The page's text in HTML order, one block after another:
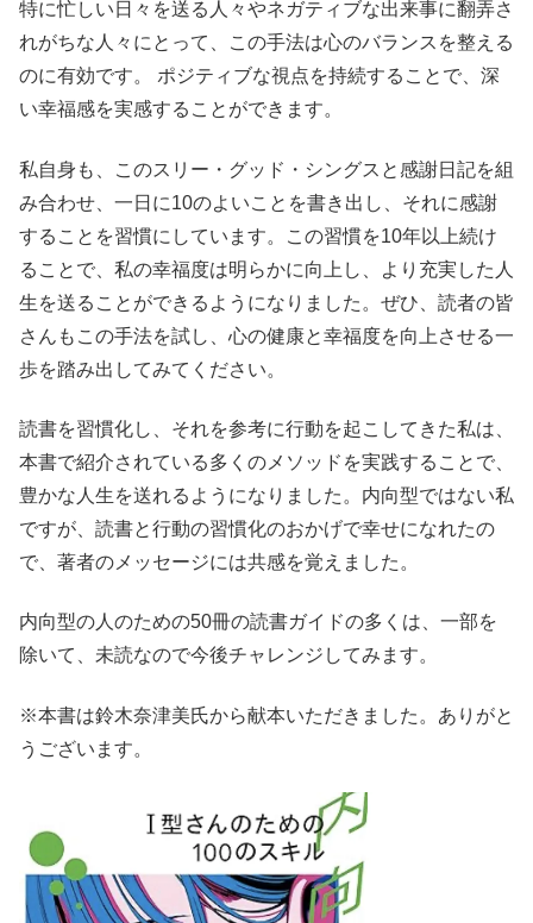
特に忙しい日々を送る人々やネガティブな出来事に翻弄さ
れがちな人々にとって、この手法は心のバランスを整える
のに有効です。 ポジティブな視点を持続することで、深
い幸福感を実感することができます。
私自身も、このスリー・グッド・シングスと感謝日記を組
み合わせ、一日に10のよいことを書き出し、それに感謝
することを習慣にしています。この習慣を10年以上続け
ることで、私の幸福度は明らかに向上し、より充実した人
生を送ることができるようになりました。ぜひ、読者の皆
さんもこの手法を試し、心の健康と幸福度を向上させる一
歩を踏み出してみてください。
読書を習慣化し、それを参考に行動を起こしてきた私は、
本書で紹介されている多くのメソッドを実践することで、
豊かな人生を送れるようになりました。内向型ではない私
ですが、読書と行動の習慣化のおかげで幸せになれたの
で、著者のメッセージには共感を覚えました。
内向型の人のための50冊の読書ガイドの多くは、一部を
除いて、未読なので今後チャレンジしてみます。
※本書は鈴木奈津美氏から献本いただきました。ありがと
うございます。